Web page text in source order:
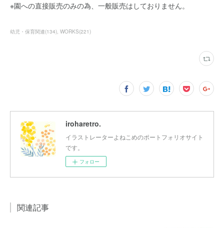
※園への直接販売のみの為、一般販売はしておりません。
幼児・保育関連(134) WORKS(221)
iroharetro.
イラストレーターよねこめのポートフォリオサイト
です。
フォロー
関連記事